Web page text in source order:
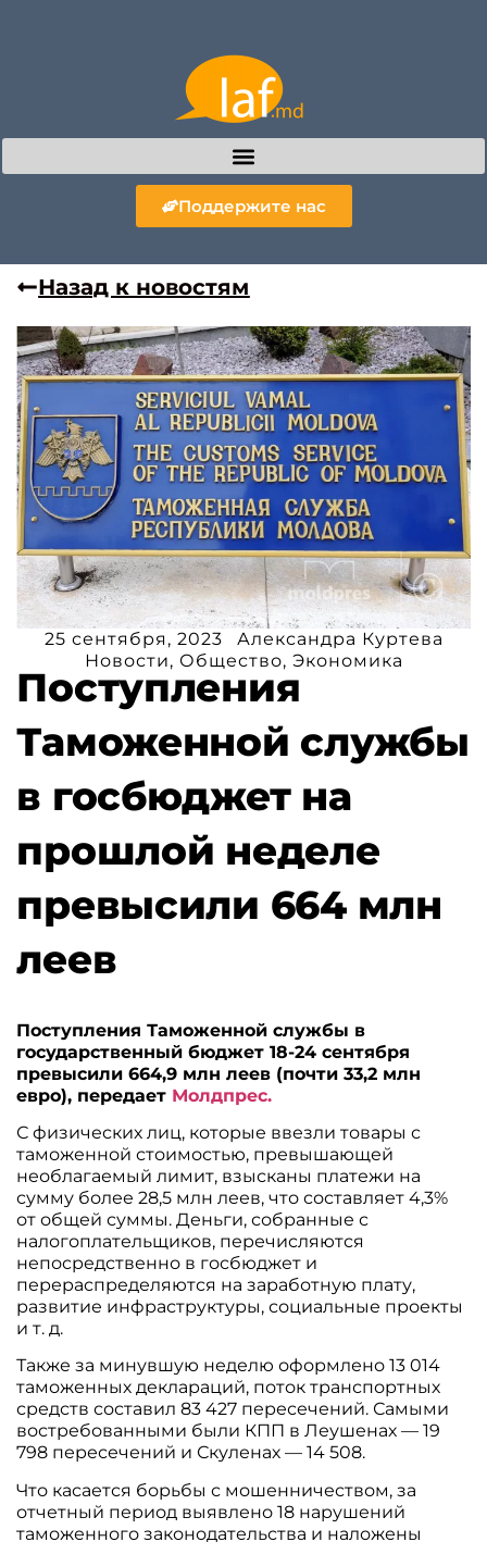
Поддержите нас
Назад к новостям
25 сентября, 2023
Александра Куртева
Новости, Общество, Экономика
Поступления
Таможенной службы
в госбюджет на
прошлой неделе
превысили 664 млн
леев
Поступления Таможенной службы в
государственный бюджет 18-24 сентября
превысили 664,9 млн леев (почти 33,2 млн
евро), передает Молдпрес.
С физических лиц, которые ввезли товары с
таможенной стоимостью, превышающей
необлагаемый лимит, взысканы платежи на
сумму более 28,5 млн леев, что составляет 4,3%
от общей суммы. Деньги, собранные с
налогоплательщиков, перечисляются
непосредственно в госбюджет и
перераспределяются на заработную плату,
развитие инфраструктуры, социальные проекты
и т. д.
Также за минувшую неделю оформлено 13 014
таможенных деклараций, поток транспортных
средств составил 83 427 пересечений. Самыми
востребованными были КПП в Леушенах — 19
798 пересечений и Скуленах — 14 508.
Что касается борьбы с мошенничеством, за
отчетный период выявлено 18 нарушений
таможенного законодательства и наложены